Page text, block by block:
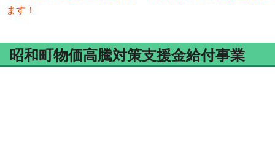
ます！
昭和町物価高騰対策支援金給付事業